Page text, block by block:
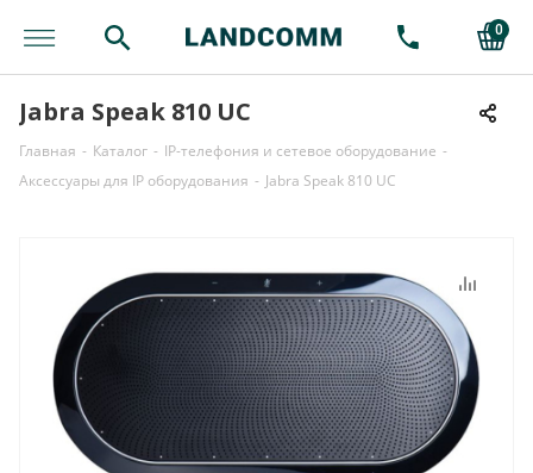
0
Jabra Speak 810 UC
Главная - Каталог - IP-телефония и сетевое оборудование -
Аксессуары для IP оборудования - Jabra Speak 810 UC